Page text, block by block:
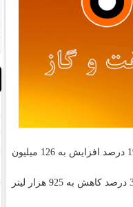
با 19 درصد افزایش به 126 میلیون
كوره با 3 درصد كاهش به 925 هزار لیتر